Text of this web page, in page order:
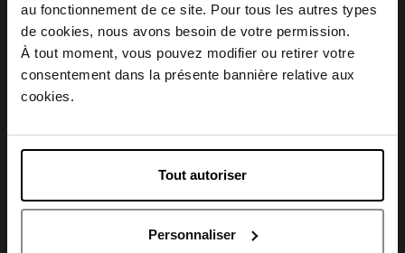
au fonctionnement de ce site. Pour tous les autres types
de cookies, nous avons besoin de votre permission.
À tout moment, vous pouvez modifier ou retirer votre
consentement dans la présente bannière relative aux
cookies.
Tout autoriser
Personnaliser
Caractéristiques
Choisissez votre pays
April Belgique
April Luxembourg